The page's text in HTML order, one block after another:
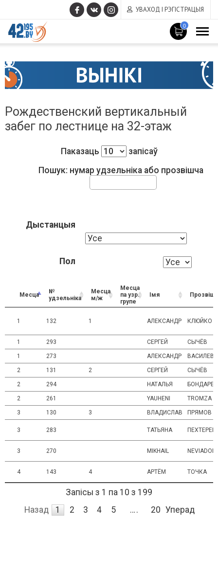
УВАХОД І РЭГІСТРАЦЫЯ
0
MAIN
CONTENT
17
Рождественский вертикальный
забег по лестнице на 32-этаж
Паказаць
запісаў
Пошук: нумар удзельніка або прозвішча
Дыстанцыя
Пол
Месца
№
удзельніка
Месца
м/ж
Месца
па узр.
групе
Імя
1 132 1 АЛЕКСАНДР КЛЮЙКО
1 293 СЕРГЕЙ СЫЧЁВ
1 273 АЛЕКСАНДР
2 131 2 СЕРГЕЙ СЫЧЁВ
2 294 НАТАЛЬЯ
2 261 YAUHENI TROMZA
3 130 3 ВЛАДИСЛАВ ПРЯМОВ
3 283 ТАТЬЯНА
3 270 MIKHAIL
4 143 4 АРТЁМ ТОЧКА
Запісы з 1 па 10 з 199
Назад
1 2 3 4 5 … 20 Уперад